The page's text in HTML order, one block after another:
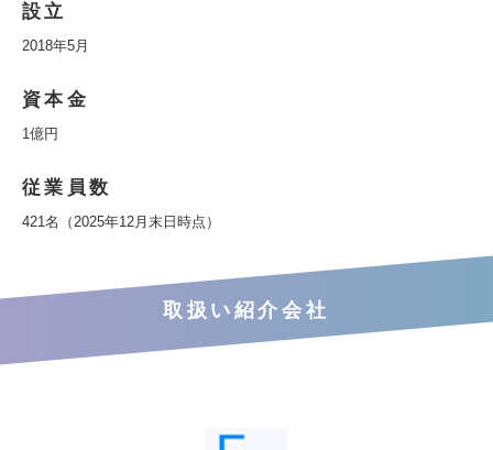
設立
2018年5月
資本金
1億円
従業員数
421名（2025年12月末日時点）
取扱い紹介会社